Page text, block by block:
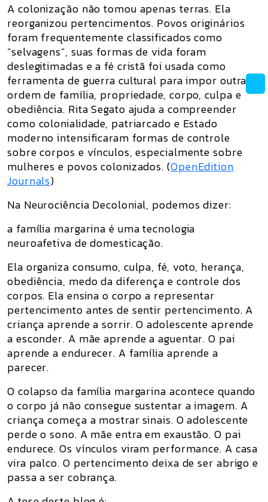
A colonização não tomou apenas terras. Ela
reorganizou pertencimentos. Povos originários
foram frequentemente classificados como
“selvagens”, suas formas de vida foram
deslegitimadas e a fé cristã foi usada como
ferramenta de guerra cultural para impor outra
ordem de família, propriedade, corpo, culpa e
obediência. Rita Segato ajuda a compreender
como colonialidade, patriarcado e Estado
moderno intensificaram formas de controle
sobre corpos e vínculos, especialmente sobre
mulheres e povos colonizados. (OpenEdition
Journals)
Na Neurociência Decolonial, podemos dizer:
a família margarina é uma tecnologia
neuroafetiva de domesticação.
Ela organiza consumo, culpa, fé, voto, herança,
obediência, medo da diferença e controle dos
corpos. Ela ensina o corpo a representar
pertencimento antes de sentir pertencimento. A
criança aprende a sorrir. O adolescente aprende
a esconder. A mãe aprende a aguentar. O pai
aprende a endurecer. A família aprende a
parecer.
O colapso da família margarina acontece quando
o corpo já não consegue sustentar a imagem. A
criança começa a mostrar sinais. O adolescente
perde o sono. A mãe entra em exaustão. O pai
endurece. Os vínculos viram performance. A casa
vira palco. O pertencimento deixa de ser abrigo e
passa a ser cobrança.